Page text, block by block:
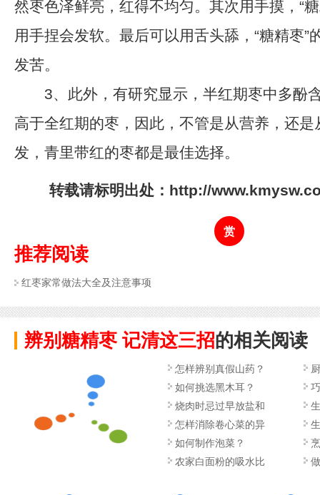
然枣色泽鲜亮，红得不均匀。其次用手摸，“
用手捏会发软。最后可以用舌头舔，“糖精枣”
发苦。
3、此外，有研究显示，半红期枣中多酚
高于全红期的枣，因此，不管是从营养，还是
发，青里带红的枣都是最佳选择。
转载请标明出处：http://
赏
推荐阅读
红枣家常做法大全及注意事项
辨别糖精枣 记清这三招的相关阅读
怎样辨别真假山药？
如何挑选黑木耳？
烧肉时忌过早放盐和
怎样消除卷心菜的异
如何制作泡菜？
农家白面粉的吸水比